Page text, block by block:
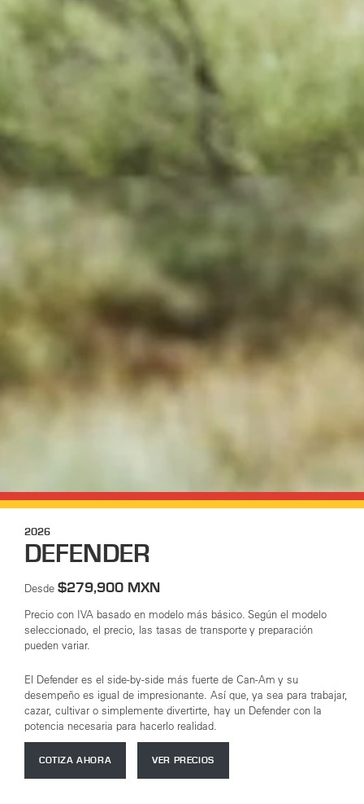
2026
DEFENDER
Desde $279,900 MXN
Precio con IVA basado en modelo más básico. Según el modelo
seleccionado, el precio, las tasas de transporte y preparación
pueden variar.
El Defender es el side-by-side más fuerte de Can-Am y su
desempeño es igual de impresionante. Así que, ya sea para trabajar,
cazar, cultivar o simplemente divertirte, hay un Defender con la
potencia necesaria para hacerlo realidad.
COTIZA AHORA VER PRECIOS